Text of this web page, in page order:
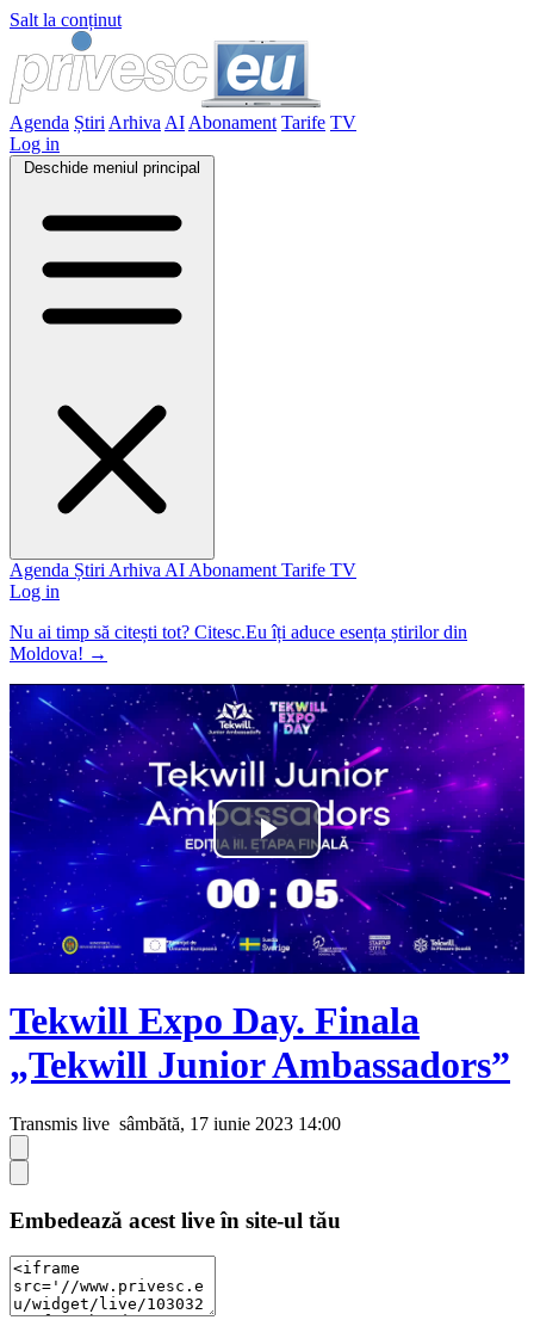
Salt la conținut
Agenda Știri Arhiva AI Abonament Tarife TV
Log in
Deschide meniul principal
Agenda Știri Arhiva AI Abonament Tarife TV
Log in
Nu ai timp să citești tot? Citesc.Eu îți aduce esența știrilor din
Moldova! →
Play
Video
Tekwill Expo Day. Finala
„Tekwill Junior Ambassadors”
Transmis live sâmbătă, 17 iunie 2023 14:00
Embedează acest live în site-ul tău